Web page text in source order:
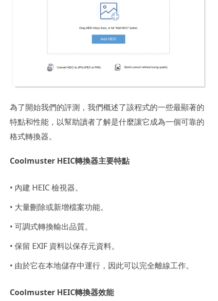
為了開始我們的評測，我們概述了該程式的一些最顯著的
特點和性能，以幫助讀者了解是什麼讓它成為一個可靠的
格式轉換器。
Coolmuster HEIC轉換器主要特點
• 內建 HEIC 檢視器。
• 大量刪除或新增檔案功能。
• 可調式轉換輸出品質。
• 保留 EXIF 資料以保存元資料。
• 由於它在本地儲存中運行，因此可以完全離線工作。
Coolmuster HEIC轉換器效能